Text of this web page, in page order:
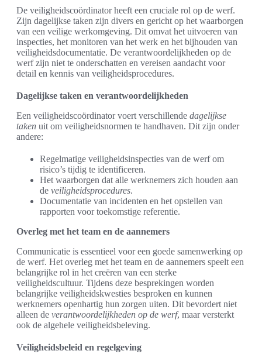
De veiligheidscoördinator heeft een cruciale rol op de werf.
Zijn dagelijkse taken zijn divers en gericht op het waarborgen
van een veilige werkomgeving. Dit omvat het uitvoeren van
inspecties, het monitoren van het werk en het bijhouden van
veiligheidsdocumentatie. De verantwoordelijkheden op de
werf zijn niet te onderschatten en vereisen aandacht voor
detail en kennis van veiligheidsprocedures.
Dagelijkse taken en verantwoordelijkheden
Een veiligheidscoördinator voert verschillende dagelijkse
taken uit om veiligheidsnormen te handhaven. Dit zijn onder
andere:
Regelmatige veiligheidsinspecties van de werf om
risico’s tijdig te identificeren.
Het waarborgen dat alle werknemers zich houden aan
de veiligheidsprocedures.
Documentatie van incidenten en het opstellen van
rapporten voor toekomstige referentie.
Overleg met het team en de aannemers
Communicatie is essentieel voor een goede samenwerking op
de werf. Het overleg met het team en de aannemers speelt een
belangrijke rol in het creëren van een sterke
veiligheidscultuur. Tijdens deze besprekingen worden
belangrijke veiligheidskwesties besproken en kunnen
werknemers openhartig hun zorgen uiten. Dit bevordert niet
alleen de verantwoordelijkheden op de werf, maar versterkt
ook de algehele veiligheidsbeleving.
Veiligheidsbeleid en regelgeving